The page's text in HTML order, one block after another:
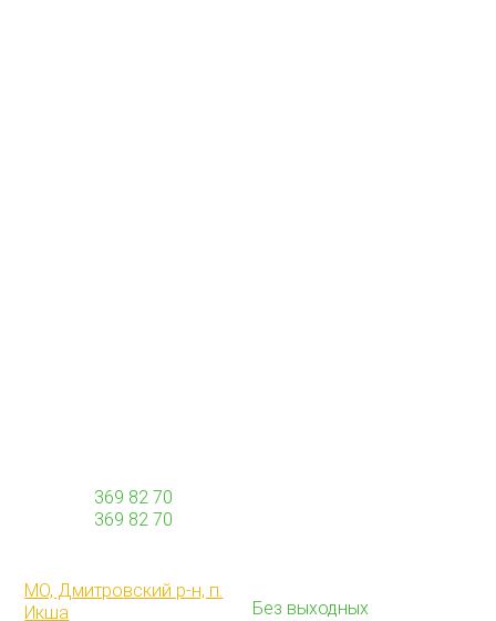
369 82 70
369 82 70
МО, Дмитровский р-н, п.
Икша
Без выходных